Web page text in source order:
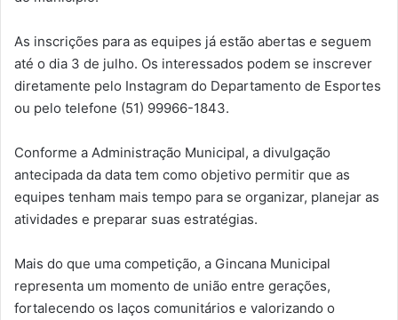
As inscrições para as equipes já estão abertas e seguem
até o dia 3 de julho. Os interessados podem se inscrever
diretamente pelo Instagram do Departamento de Esportes
ou pelo telefone (51) 99966-1843.
Conforme a Administração Municipal, a divulgação
antecipada da data tem como objetivo permitir que as
equipes tenham mais tempo para se organizar, planejar as
atividades e preparar suas estratégias.
Mais do que uma competição, a Gincana Municipal
representa um momento de união entre gerações,
fortalecendo os laços comunitários e valorizando o